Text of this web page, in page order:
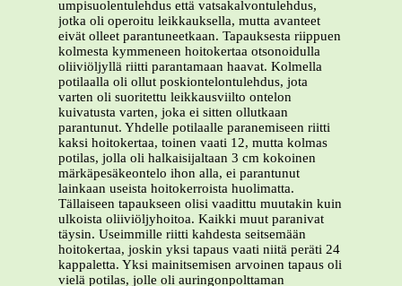
umpisuolentulehdus että vatsakalvontulehdus,
jotka oli operoitu leikkauksella, mutta avanteet
eivät olleet parantuneetkaan. Tapauksesta riippuen
kolmesta kymmeneen hoitokertaa otsonoidulla
oliiviöljyllä riitti parantamaan haavat. Kolmella
potilaalla oli ollut poskiontelontulehdus, jota
varten oli suoritettu leikkausviilto ontelon
kuivatusta varten, joka ei sitten ollutkaan
parantunut. Yhdelle potilaalle paranemiseen riitti
kaksi hoitokertaa, toinen vaati 12, mutta kolmas
potilas, jolla oli halkaisijaltaan 3 cm kokoinen
märkäpesäkeontelo ihon alla, ei parantunut
lainkaan useista hoitokerroista huolimatta.
Tällaiseen tapaukseen olisi vaadittu muutakin kuin
ulkoista oliiviöljyhoitoa. Kaikki muut paranivat
täysin. Useimmille riitti kahdesta seitsemään
hoitokertaa, joskin yksi tapaus vaati niitä peräti 24
kappaletta. Yksi mainitsemisen arvoinen tapaus oli
vielä potilas, jolle oli auringonpolttaman